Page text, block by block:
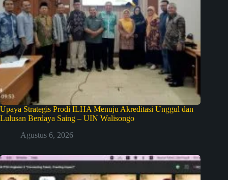
Upaya Strategis Prodi ILHA Menuju Akreditasi Unggul dan
Lulusan Berdaya Saing – UIN Walisongo
Agustus 6, 2026